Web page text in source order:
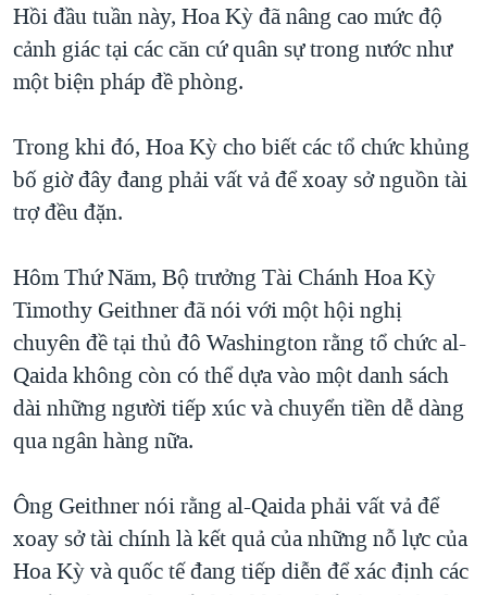
Hồi đầu tuần này, Hoa Kỳ đã nâng cao mức độ
cảnh giác tại các căn cứ quân sự trong nước như
một biện pháp đề phòng.
Trong khi đó, Hoa Kỳ cho biết các tổ chức khủng
bố giờ đây đang phải vất vả để xoay sở nguồn tài
trợ đều đặn.
Hôm Thứ Năm, Bộ trưởng Tài Chánh Hoa Kỳ
Timothy Geithner đã nói với một hội nghị
chuyên đề tại thủ đô Washington rằng tổ chức al-
Qaida không còn có thể dựa vào một danh sách
dài những người tiếp xúc và chuyển tiền dễ dàng
qua ngân hàng nữa.
Ông Geithner nói rằng al-Qaida phải vất vả để
xoay sở tài chính là kết quả của những nỗ lực của
Hoa Kỳ và quốc tế đang tiếp diễn để xác định các